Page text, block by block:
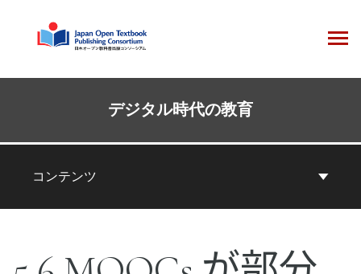
キ
コンテンツ
デジタル時代の教育